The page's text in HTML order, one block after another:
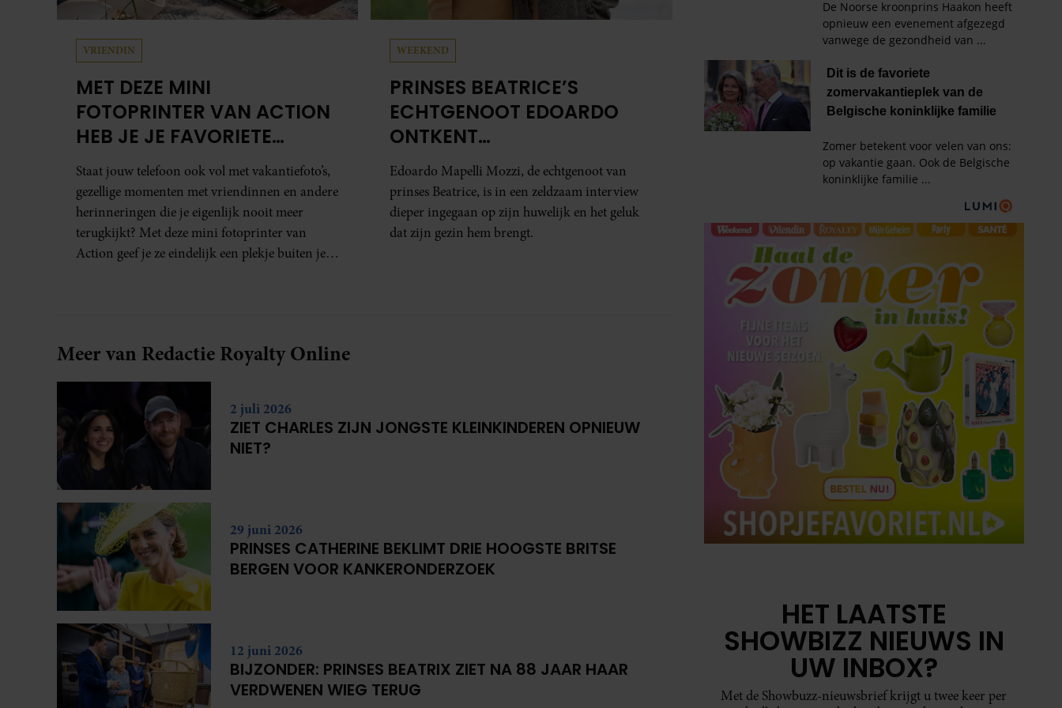
VRIENDIN
MET DEZE MINI
FOTOPRINTER VAN ACTION
HEB JE JE FAVORIETE
FOTO’S BINNEN ÉÉN MINUUT
IN HANDEN
Staat jouw telefoon ook vol met vakantiefoto’s,
gezellige momenten met vriendinnen en andere
herinneringen die je eigenlijk nooit meer
terugkijkt? Met deze mini fotoprinter van
Action geef je ze eindelijk een plekje buiten je
WEEKEND
PRINSES BEATRICE’S
ECHTGENOOT EDOARDO
ONTKENT
HUWELIJKSPROBLEMEN
Edoardo Mapelli Mozzi, de echtgenoot van
prinses Beatrice, is in een zeldzaam interview
dieper ingegaan op zijn huwelijk en het geluk
dat zijn gezin hem brengt.
Meer van Redactie Royalty Online
2 juli 2026
ZIET CHARLES ZIJN JONGSTE KLEINKINDEREN OPNIEUW
NIET?
29 juni 2026
PRINSES CATHERINE BEKLIMT DRIE HOOGSTE BRITSE
BERGEN VOOR KANKERONDERZOEK
12 juni 2026
BIJZONDER: PRINSES BEATRIX ZIET NA 88 JAAR HAAR
VERDWENEN WIEG TERUG
HET LAATSTE
SHOWBIZZ NIEUWS IN
UW INBOX?
Met de Showbuzz-nieuwsbrief krijgt u twee keer per